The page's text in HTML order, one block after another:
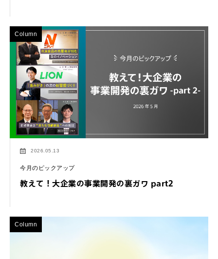
Column
2026.05.13
今月のピックアップ
教えて！大企業の事業開発の裏ガワ part2
Column